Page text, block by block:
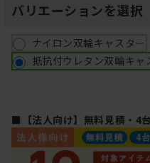
バリエーションを選択
ナイロン双輪キャスター
抵抗付ウレタン双輪キャ
■【法人向け】無料見積・4